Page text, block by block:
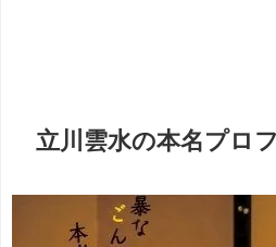
立川雲水の本名プロ